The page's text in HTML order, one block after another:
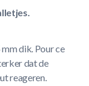
dik. Pour ce
dat de
reageren.